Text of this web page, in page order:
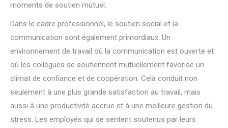
moments de soutien mutuel.
Dans le cadre professionnel, le soutien social et la
communication sont également primordiaux. Un
environnement de travail où la communication est ouverte et
où les collègues se soutiennent mutuellement favorise un
climat de confiance et de coopération. Cela conduit non
seulement à une plus grande satisfaction au travail, mais
aussi à une productivité accrue et à une meilleure gestion du
stress. Les employés qui se sentent soutenus par leurs